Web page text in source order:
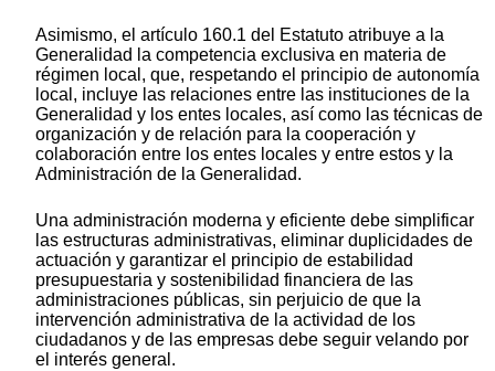
Asimismo, el artículo 160.1 del Estatuto atribuye a la
Generalidad la competencia exclusiva en materia de
régimen local, que, respetando el principio de autonomía
local, incluye las relaciones entre las instituciones de la
Generalidad y los entes locales, así como las técnicas de
organización y de relación para la cooperación y
colaboración entre los entes locales y entre estos y la
Administración de la Generalidad.
Una administración moderna y eficiente debe simplificar
las estructuras administrativas, eliminar duplicidades de
actuación y garantizar el principio de estabilidad
presupuestaria y sostenibilidad financiera de las
administraciones públicas, sin perjuicio de que la
intervención administrativa de la actividad de los
ciudadanos y de las empresas debe seguir velando por
el interés general.